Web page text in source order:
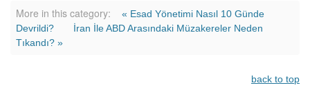
More in this category:
« Esad Yönetimi Nasıl 10 Günde
Devrildi?
İran İle ABD Arasındaki Müzakereler Neden
Tıkandı? »
back to top